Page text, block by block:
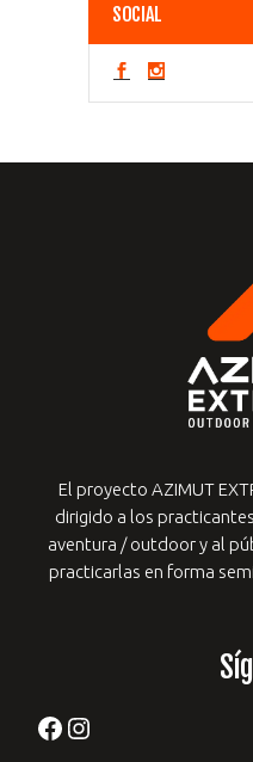
SOCIAL
El proyecto AZIMUT
dirigido a los
aventura / outdoor y al
practicarlas en forma
Facebook
Instagram